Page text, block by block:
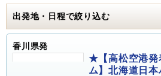
出発地・日程で絞り込む
香川県発
★【高松空港発
ム】北海道日